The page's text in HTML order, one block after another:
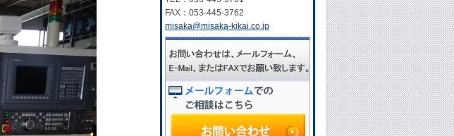
FAX：053-445-3762
misaka@misaka-kikai.co.jp